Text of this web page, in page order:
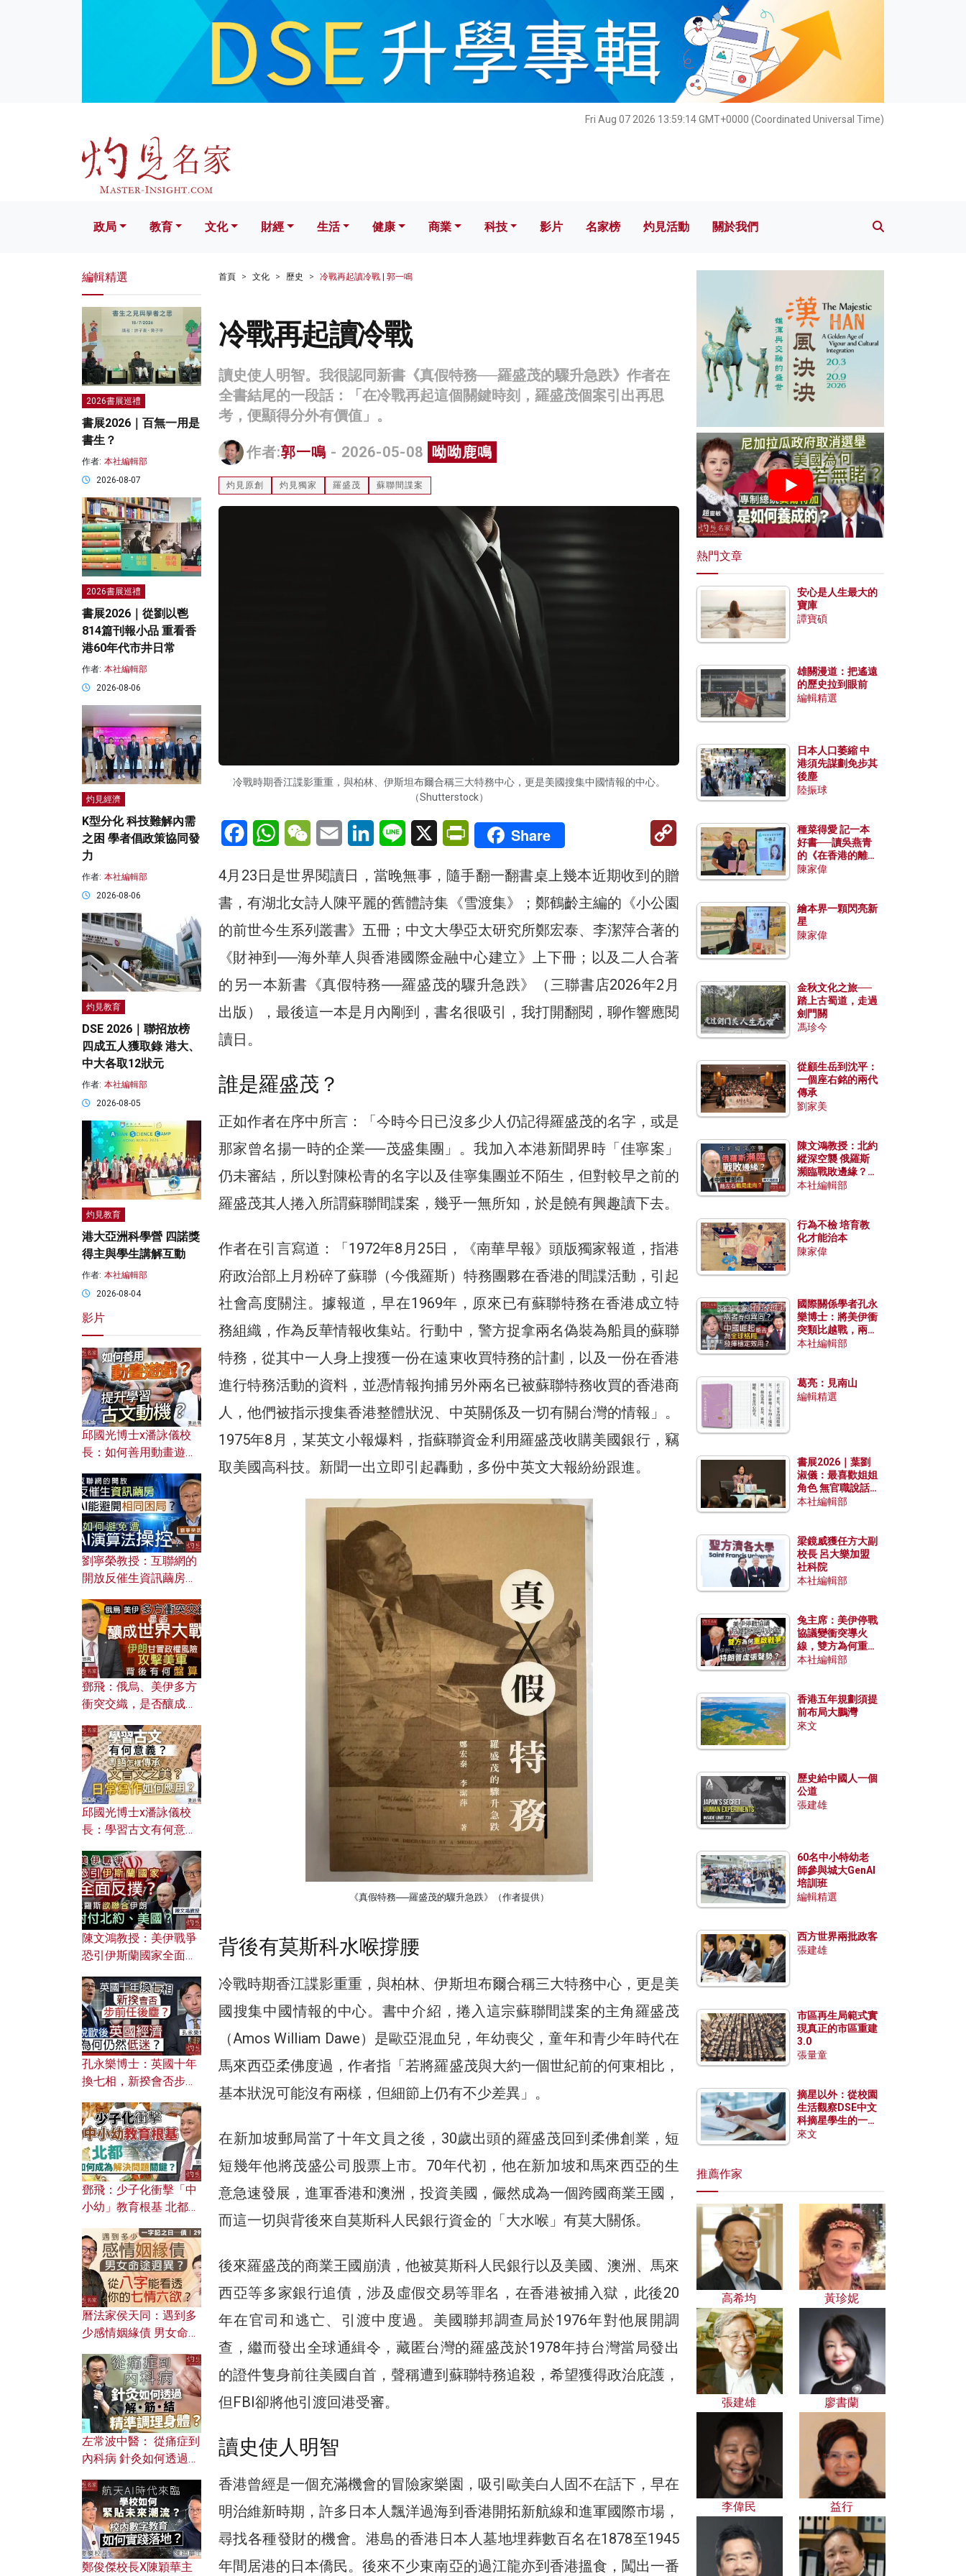
Fri Aug 07 2026 13:59:15 GMT+0000 (Coordinated Universal Time)
文化 財經 生活 健康 科技 影片 名家榜 灼見活動 關於我們
政局 教育 文化 財經 生活 健康 商業 科技 影片 名家榜 灼見活動 關於我們
首頁 文化 歷史 冷戰再起讀冷戰 | 郭一鳴
冷戰再起讀冷戰
讀史使人明智。我很認同新書《真假特務──羅盛茂的驟升急跌》作者在
全書結尾的一段話：「在冷戰再起這個關鍵時刻，羅盛茂個案引出再思
考，便顯得分外有價值」。
作者:郭一鳴 - 2026-05-08 呦呦鹿鳴
灼見原創 灼見獨家 羅盛茂 蘇聯間諜案
冷戰時期香江諜影重重，與柏林、伊斯坦布爾合稱三大特務中心，更是美國搜集中國情報的中心。
（Shutterstock）
FacebookWhatsAppWeChatEmail LinkedInLine X PrintFriendly
Share
Copy
4月23日是世界閱讀日，當晚無事，隨手翻一翻書桌上幾本近期收到的贈
書，有湖北女詩人陳平麗的舊體詩集《雪渡集》；鄭鶴齡主編的《小公園
的前世今生系列叢書》五冊；中文大學亞太研究所鄭宏泰、李潔萍合著的
《財神到──海外華人與香港國際金融中心建立》上下冊；以及二人合著
的另一本新書《真假特務──羅盛茂的驟升急跌》（三聯書店2026年2月
出版），最後這一本是月內剛到，書名很吸引，我打開翻閱，聊作響應閱
讀日。
誰是羅盛茂？
正如作者在序中所言：「今時今日已沒多少人仍記得羅盛茂的名字，或是
那家曾名揚一時的企業──茂盛集團」。我加入本港新聞界時「佳寧案」
仍未審結，所以對陳松青的名字以及佳寧集團並不陌生，但對較早之前的
羅盛茂其人捲入所謂蘇聯間諜案，幾乎一無所知，於是饒有興趣讀下去。
作者在引言寫道：「1972年8月25日，《南華早報》頭版獨家報道，指港
府政治部上月粉碎了蘇聯（今俄羅斯）特務團夥在香港的間諜活動，引起
社會高度關注。據報道，早在1969年，原來已有蘇聯特務在香港成立特
務組織，作為反華情報收集站。行動中，警方捉拿兩名偽裝為船員的蘇聯
特務，從其中一人身上搜獲一份在遠東收買特務的計劃，以及一份在香港
進行特務活動的資料，並憑情報拘捕另外兩名已被蘇聯特務收買的香港商
人，他們被指示搜集香港整體狀況、中英關係及一切有關台灣的情報」。
1975年8月，某英文小報爆料，指蘇聯資金利用羅盛茂收購美國銀行，竊
取美國高科技。新聞一出立即引起轟動，多份中英文大報紛紛跟進。
《真假特務──羅盛茂的驟升急跌》（作者提供）
背後有莫斯科水喉撐腰
冷戰時期香江諜影重重，與柏林、伊斯坦布爾合稱三大特務中心，更是美
國搜集中國情報的中心。書中介紹，捲入這宗蘇聯間諜案的主角羅盛茂
（Amos William Dawe）是歐亞混血兒，年幼喪父，童年和青少年時代在
馬來西亞柔佛度過，作者指「若將羅盛茂與大約一個世紀前的何東相比，
基本狀況可能沒有兩樣，但細節上仍有不少差異」。
在新加坡郵局當了十年文員之後，30歲出頭的羅盛茂回到柔佛創業，短
短幾年他將茂盛公司股票上市。70年代初，他在新加坡和馬來西亞的生
意急速發展，進軍香港和澳洲，投資美國，儼然成為一個跨國商業王國，
而這一切與背後來自莫斯科人民銀行資金的「大水喉」有莫大關係。
後來羅盛茂的商業王國崩潰，他被莫斯科人民銀行以及美國、澳洲、馬來
西亞等多家銀行追債，涉及虛假交易等罪名，在香港被捕入獄，此後20
年在官司和逃亡、引渡中度過。美國聯邦調查局於1976年對他展開調
查，繼而發出全球通緝令，藏匿台灣的羅盛茂於1978年持台灣當局發出
的證件隻身前往美國自首，聲稱遭到蘇聯特務追殺，希望獲得政治庇護，
但FBI卻將他引渡回港受審。
讀史使人明智
香港曾經是一個充滿機會的冒險家樂園，吸引歐美白人固不在話下，早在
明治維新時期，許多日本人飄洋過海到香港開拓新航線和進軍國際市場，
尋找各種發財的機會。港島的香港日本人墓地埋葬數百名在1878至1945
年間居港的日本僑民。後來不少東南亞的過江龍亦到香港搵食，闖出一番
編輯精選
2026書展巡禮
書展2026｜百無一用是
書生？
作者: 本社編輯部
2026-08-07
2026書展巡禮
書展2026｜從劉以鬯
814篇刊報小品 重看香
港60年代市井日常
作者: 本社編輯部
2026-08-06
灼見經濟
K型分化 科技難解內需
之困 學者倡政策協同發
力
作者: 本社編輯部
2026-08-06
灼見教育
DSE 2026｜聯招放榜
四成五人獲取錄 港大、
中大各取12狀元
作者: 本社編輯部
2026-08-05
灼見教育
港大亞洲科學營 四諾獎
得主與學生講解互動
作者: 本社編輯部
2026-08-04
影片
邱國光博士x潘詠儀校
長：如何善用動畫遊戲
劉寧榮教授：互聯網的
開放反催生資訊繭房，
何避免遭AI演算法操
控？
鄧飛：俄烏、美伊多方
衝突交織，是否釀成世
風險攻擊美軍，背後有
何盤算？
邱國光博士x潘詠儀校
長：學習古文有何意
文之美？ 日常寫作如何
應用？
陳文鴻教授：美伊戰爭
恐引伊斯蘭國家全面反
對付北約美國？
孔永樂博士：英國十年
換七相，新揆會否步前
濟為何仍然低迷？
鄧飛：少子化衝擊「中
小幼」教育根基 北都如
曆法家侯天同：遇到多
少感情姻緣債 男女命途
的七情六欲？
左常波中醫： 從痛症到
內科病 針灸如何透過解
鄭俊傑校長X陳穎華主
熱門文章
安心是人生最大的
寶庫
譚寶碩
雄關漫道：把遙遠
的歷史拉到眼前
編輯精選
日本人口萎縮 中
港須先謀劃免步其
後塵
陸振球
種菜得愛 記一本
好書──讀吳燕青
的《在香港的離島
種菜》
陳家偉
繪本界一顆閃亮新
星
陳家偉
金秋文化之旅──
踏上古蜀道，走過
劍門關
馮珍今
從顧生岳到沈平：
一個座右銘的兩代
傳承
劉家美
陳文鴻教授：北約
縱深空襲 俄羅斯
瀕臨戰敗邊緣？中
國零部件能左右戰
本社編輯部
行為不檢 培育教
化才能治本
陳家偉
國際關係學者孔永
樂博士：將美伊衝
突類比越戰，兩者
有何異同？中國崛
本社編輯部
葛亮：見南山
編輯精選
書展2026｜葉劉
淑儀：最喜歡姐姐
角色 無官職說話
包袱少
本社編輯部
梁鏡威獲任方大副
校長 呂大樂加盟
社科院
本社編輯部
兔主席：美伊停戰
協議變衝突導火
線，雙方為何重啟
戰爭？伊朗一早洞
本社編輯部
香港五年規劃須提
前布局大鵬灣
來文
歷史給中國人一個
公道
張建雄
60名中小特幼老
師參與城大GenAI
培訓班
編輯精選
西方世界兩批政客
張建雄
市區再生局範式實
現真正的市區重建
3.0
張量童
摘星以外：從校園
生活觀察DSE中文
科摘星學生的一點
特質
來文
推薦作家
高希均 黃珍妮
張建雄 廖書蘭
李偉民 益行